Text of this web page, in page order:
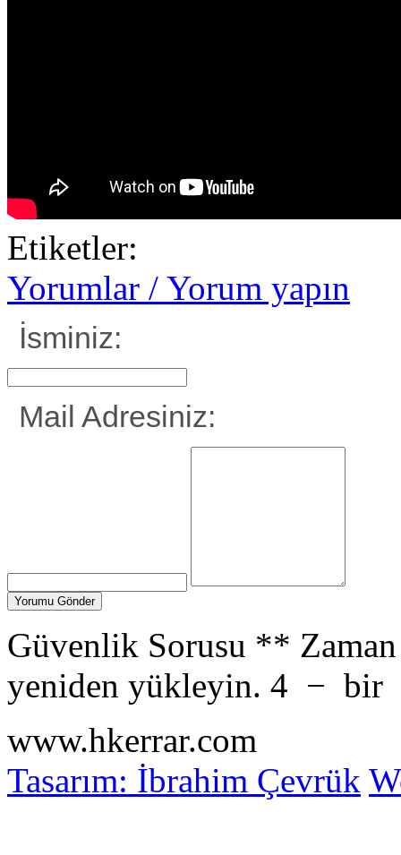
Etiketler:
Yorumlar / Yorum yapın
İsminiz:
Mail Adresiniz:
Güvenlik Sorusu **
yeniden yükleyin. 4 − bir
www.hkerrar.com
Tasarım: İbrahim Çevrük